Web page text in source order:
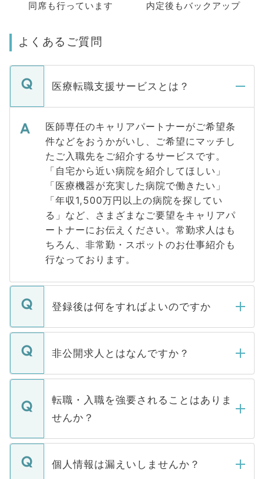
同席も行っています
内定後もバックアップ
よくあるご質問
医療転職支援サービスとは？
医師専任のキャリアパートナーがご希望条
件などをおうかがいし、ご希望にマッチし
たご入職先をご紹介するサービスです。
「自宅から近い病院を紹介してほしい」
「医療機器が充実した病院で働きたい」
「年収1,500万円以上の病院を探してい
る」など、さまざまなご要望をキャリアパ
ートナーにお伝えください。常勤求人はも
ちろん、非常勤・スポットのお仕事紹介も
行なっております。
登録後は何をすればよいのですか
ご登録いただきましたら、弊社担当者がご
登録内容を確認し、その後メールもしくは
ます。通常、5営業日以内にはご連絡をせて
いただきますので、しばらくお待ちくださ
非公開求人とはなんですか？
マイナビDOCTORで取り扱っている求人の
うち約3割は、Webサイトからご覧いただ
けない「非公開求人」です。非公開求人は
下記の理由によって、一般には公開してい
ません。
■応募殺到を避けるため 人気のある医療機
転職・入職を強要されることはありま
せんか？
転職・入職を強要することは一切ありませ
ん。また、仮に応募先から内定をいただい
個人情報は漏えいしませんか？